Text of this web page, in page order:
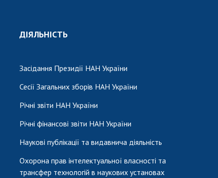
ДІЯЛЬНІСТЬ
Засідання Президії НАН України
Сесії Загальних зборів НАН України
Річні звіти НАН України
Річні фінансові звіти НАН України
Наукові публікації та видавнича діяльність
Охорона прав інтелектуальної власності та
трансфер технологій в наукових установах